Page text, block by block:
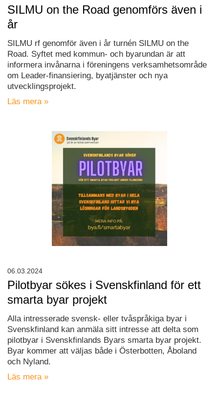
SILMU on the Road genomförs även i
år
SILMU rf genomför även i år turnén SILMU on the
Road. Syftet med kommun- och byarundan är att
informera invånarna i föreningens verksamhetsområde
om Leader-finansiering, byatjänster och nya
utvecklingsprojekt.
Läs mera »
Pilotbyar sökes i Svenskfinland för ett
smarta byar projekt
Alla intresserade svensk- eller tvåspråkiga byar i
Svenskfinland kan anmäla sitt intresse att delta som
pilotbyar i Svenskfinlands Byars smarta byar projekt.
Byar kommer att väljas både i Österbotten, Åboland
och Nyland.
Läs mera »
06.03.2024